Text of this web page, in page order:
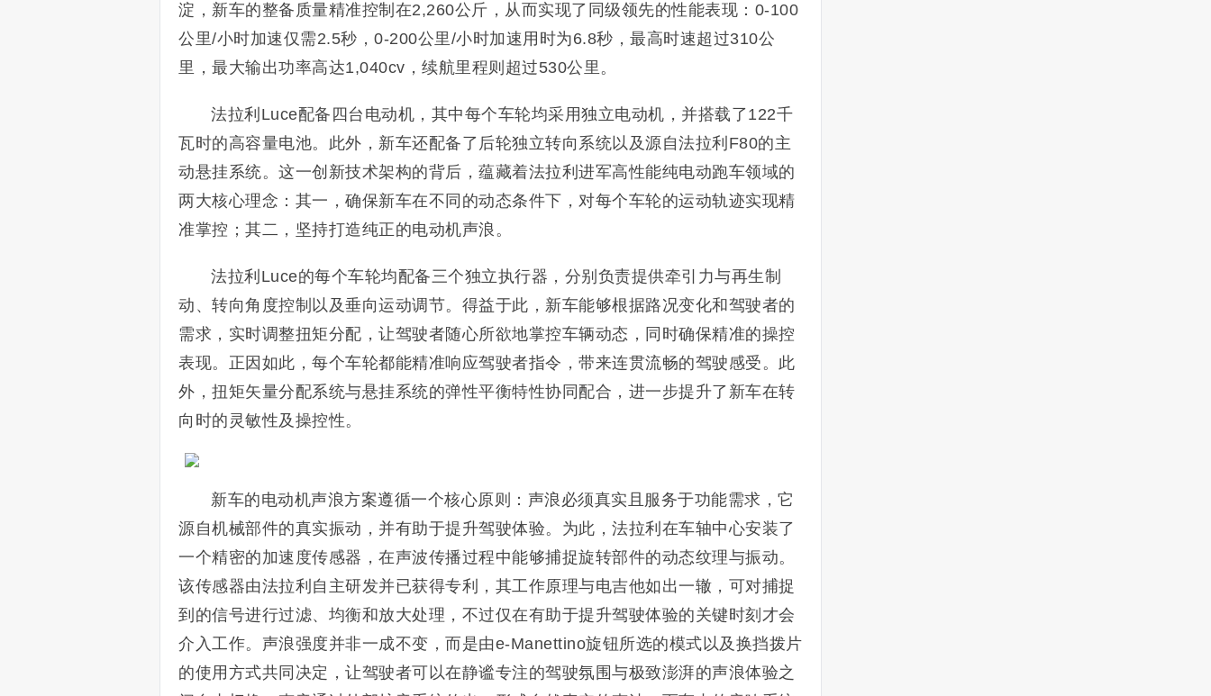
淀，新车的整备质量精准控制在2,260公斤，从而实现了同级领先的性能表现：0-100
公里/小时加速仅需2.5秒，0-200公里/小时加速用时为6.8秒，最高时速超过310公
里，最大输出功率高达1,040cv，续航里程则超过530公里。
法拉利Luce配备四台电动机，其中每个车轮均采用独立电动机，并搭载了122千
瓦时的高容量电池。此外，新车还配备了后轮独立转向系统以及源自法拉利F80的主
动悬挂系统。这一创新技术架构的背后，蕴藏着法拉利进军高性能纯电动跑车领域的
两大核心理念：其一，确保新车在不同的动态条件下，对每个车轮的运动轨迹实现精
准掌控；其二，坚持打造纯正的电动机声浪。
法拉利Luce的每个车轮均配备三个独立执行器，分别负责提供牵引力与再生制
动、转向角度控制以及垂向运动调节。得益于此，新车能够根据路况变化和驾驶者的
需求，实时调整扭矩分配，让驾驶者随心所欲地掌控车辆动态，同时确保精准的操控
表现。正因如此，每个车轮都能精准响应驾驶者指令，带来连贯流畅的驾驶感受。此
外，扭矩矢量分配系统与悬挂系统的弹性平衡特性协同配合，进一步提升了新车在转
向时的灵敏性及操控性。
新车的电动机声浪方案遵循一个核心原则：声浪必须真实且服务于功能需求，它
源自机械部件的真实振动，并有助于提升驾驶体验。为此，法拉利在车轴中心安装了
一个精密的加速度传感器，在声波传播过程中能够捕捉旋转部件的动态纹理与振动。
该传感器由法拉利自主研发并已获得专利，其工作原理与电吉他如出一辙，可对捕捉
到的信号进行过滤、均衡和放大处理，不过仅在有助于提升驾驶体验的关键时刻才会
介入工作。声浪强度并非一成不变，而是由e-Manettino旋钮所选的模式以及换挡拨片
的使用方式共同决定，让驾驶者可以在静谧专注的驾驶氛围与极致澎湃的声浪体验之